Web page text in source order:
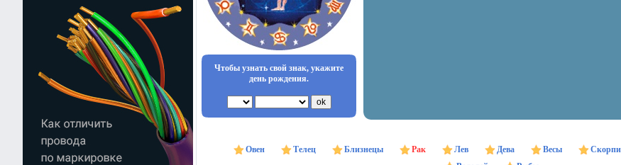
Чтобы узнать свой знак, укажите
день рождения.
Овен Телец Близнецы Рак Лев Дева Весы